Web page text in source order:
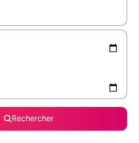
s'affichent, utilisez les flèches vers le
Rechercher